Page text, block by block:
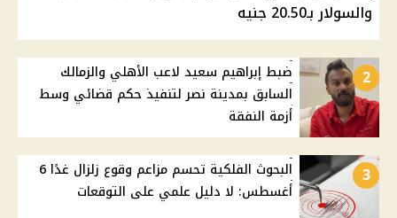
والسولار بـ20.50 جنيه
2
ضبط إبراهيم سعيد لاعب الأهلي والزمالك
السابق بمدينة نصر لتنفيذ حكم قضائي وسط
أزمة النفقة
3
البحوث الفلكية تحسم مزاعم وقوع زلزال غدًا 6
أغسطس: لا دليل علمي على التوقعات